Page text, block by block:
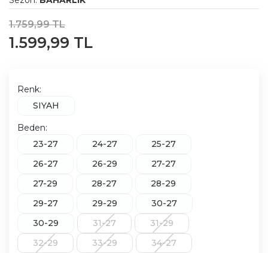
1.759,99 TL
1.599,99 TL
Renk:
SIYAH
Beden:
23-27
24-27
25-27
26-27
26-29
27-27
27-29
28-27
28-29
29-27
29-29
30-27
30-29
31-27
31-29
32-29
33-29 34-27